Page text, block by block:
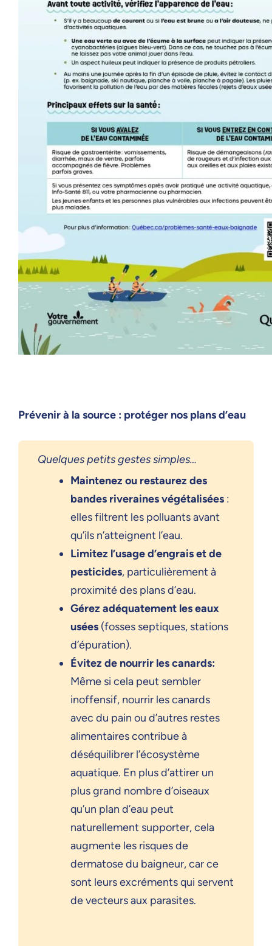
Prévenir à la source : protéger nos plans d’eau
Quelques petits gestes simples…
Maintenez ou restaurez des
bandes riveraines végétalisées :
elles filtrent les polluants avant
qu’ils n’atteignent l’eau.
Limitez l’usage d’engrais et de
pesticides, particulièrement à
proximité des plans d’eau.
Gérez adéquatement les eaux
usées (fosses septiques, stations
d’épuration).
Évitez de nourrir les canards:
Même si cela peut sembler
inoffensif, nourrir les canards
avec du pain ou d’autres restes
alimentaires contribue à
déséquilibrer l’écosystème
aquatique. En plus d’attirer un
plus grand nombre d’oiseaux
qu’un plan d’eau peut
naturellement supporter, cela
augmente les risques de
dermatose du baigneur, car ce
sont leurs excréments qui servent
de vecteurs aux parasites.